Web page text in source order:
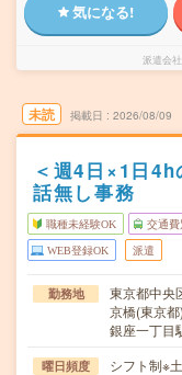
気になる!
派遣会社
未読 掲載日 2026/08/09
＜週4日×1日
話無し事務
職種未経験OK 交通費
WEB登録OK 派遣
勤務地
東京都中央
京橋(東京
銀座一丁目
曜日頻度 シフト制※